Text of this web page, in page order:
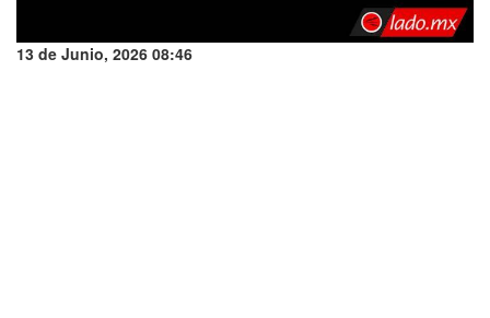
13 de Junio, 2026 08:46